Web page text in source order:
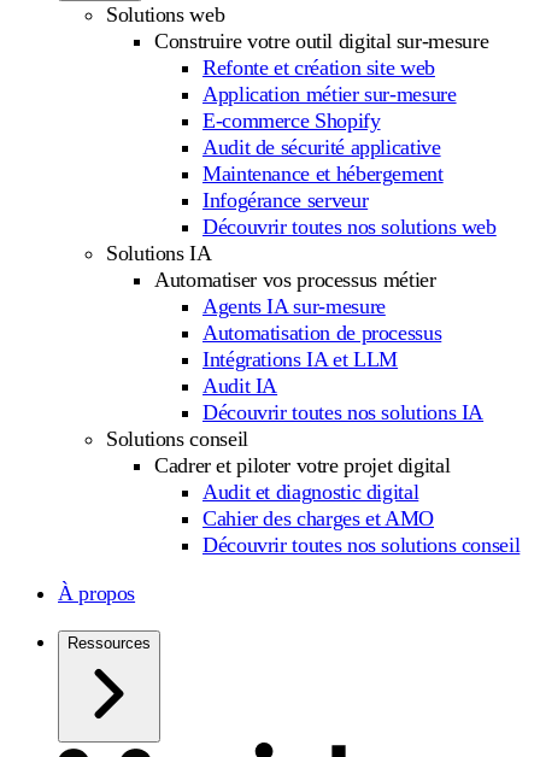
Solutions web
Construire votre outil digital sur-mesure
Refonte et création site web
Application métier sur-mesure
E-commerce Shopify
Audit de sécurité applicative
Maintenance et hébergement
Infogérance serveur
Découvrir toutes nos solutions web
Solutions IA
Automatiser vos processus métier
Agents IA sur-mesure
Automatisation de processus
Intégrations IA et LLM
Audit IA
Découvrir toutes nos solutions IA
Solutions conseil
Cadrer et piloter votre projet digital
Audit et diagnostic digital
Cahier des charges et AMO
Découvrir toutes nos solutions conseil
À propos
Ressources